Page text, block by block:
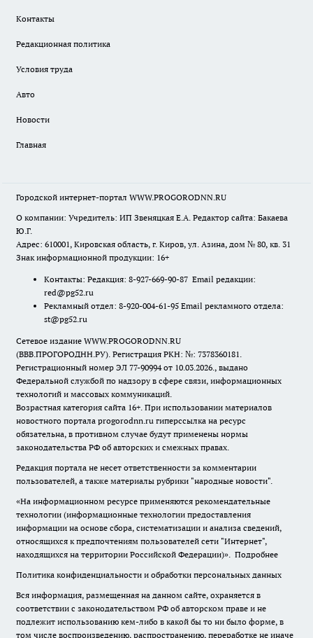
Контакты
Редакционная политика
Условия труда
Авто
Новости
Главная
Городской интернет-портал WWW.PROGORODNN.RU
О компании: Учредитель: ИП Звеняцкая Е.А. Редактор сайта: Бакаева
Ю.Г.
Адрес: 610001, Кировская область, г. Киров, ул. Азина, дом № 80, кв. 31
Знак информационной продукции: 16+
Контакты: Редакция: 8-927-669-90-87 Email редакции:
red@pg52.ru
Рекламный отдел: 8-920-004-61-95 Email рекламного отдела:
st@pg52.ru
Сетевое издание WWW.PROGORODNN.RU
(ВВВ.ПРОГОРОДНН.РУ). Регистрация РКН: №: 7378360181.
Регистрационный номер ЭЛ 77-90994 от 10.03.2026., выдано
Федеральной службой по надзору в сфере связи, информационных
технологий и массовых коммуникаций.
Возрастная категория сайта 16+. При использовании материалов
новостного портала progorodnn.ru гиперссылка на ресурс
обязательна, в противном случае будут применены нормы
законодательства РФ об авторских и смежных правах.
Редакция портала не несет ответственности за комментарии
пользователей, а также материалы рубрики "народные новости".
«На информационном ресурсе применяются рекомендательные
технологии (информационные технологии предоставления
информации на основе сбора, систематизации и анализа сведений,
относящихся к предпочтениям пользователей сети "Интернет",
находящихся на территории Российской Федерации)». Подробнее
Политика конфиденциальности и обработки персональных данных
Вся информация, размещенная на данном сайте, охраняется в
соответствии с законодательством РФ об авторском праве и не
подлежит использованию кем-либо в какой бы то ни было форме, в
том числе воспроизведению, распространению, переработке не иначе